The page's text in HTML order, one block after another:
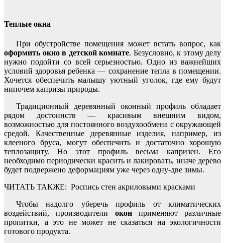
Теплые окна
При обустройстве помещения может встать вопрос, как
оформить окно в детской комнате. Безусловно, к этому делу
нужно подойти со всей серьезностью. Одно из важнейших
условий здоровья ребенка — сохранение тепла в помещении.
Хочется обеспечить малышу уютный уголок, где ему будут
нипочем капризы природы.
Традиционный деревянный оконный профиль обладает
рядом достоинств — красивым внешним видом,
возможностью для постоянного воздухообмена с окружающей
средой. Качественные деревянные изделия, например, из
клееного бруса, могут обеспечить и достаточно хорошую
теплозащиту. Но этот профиль весьма капризен. Его
необходимо периодически красить и лакировать, иначе дерево
будет подвержено деформациям уже через одну-две зимы.
ЧИТАТЬ ТАКЖЕ: Роспись стен акриловыми красками
Чтобы надолго уберечь профиль от климатических
воздействий, производители оконприменяют различные
пропитки, а это не может не сказаться на экологичности
готового продукта.